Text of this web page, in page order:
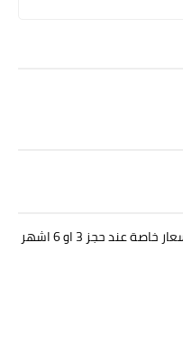
لحجز الاعلانات البنرات والجيست بوست اسعار خاصة عند حجز 3 او 6 اشهر